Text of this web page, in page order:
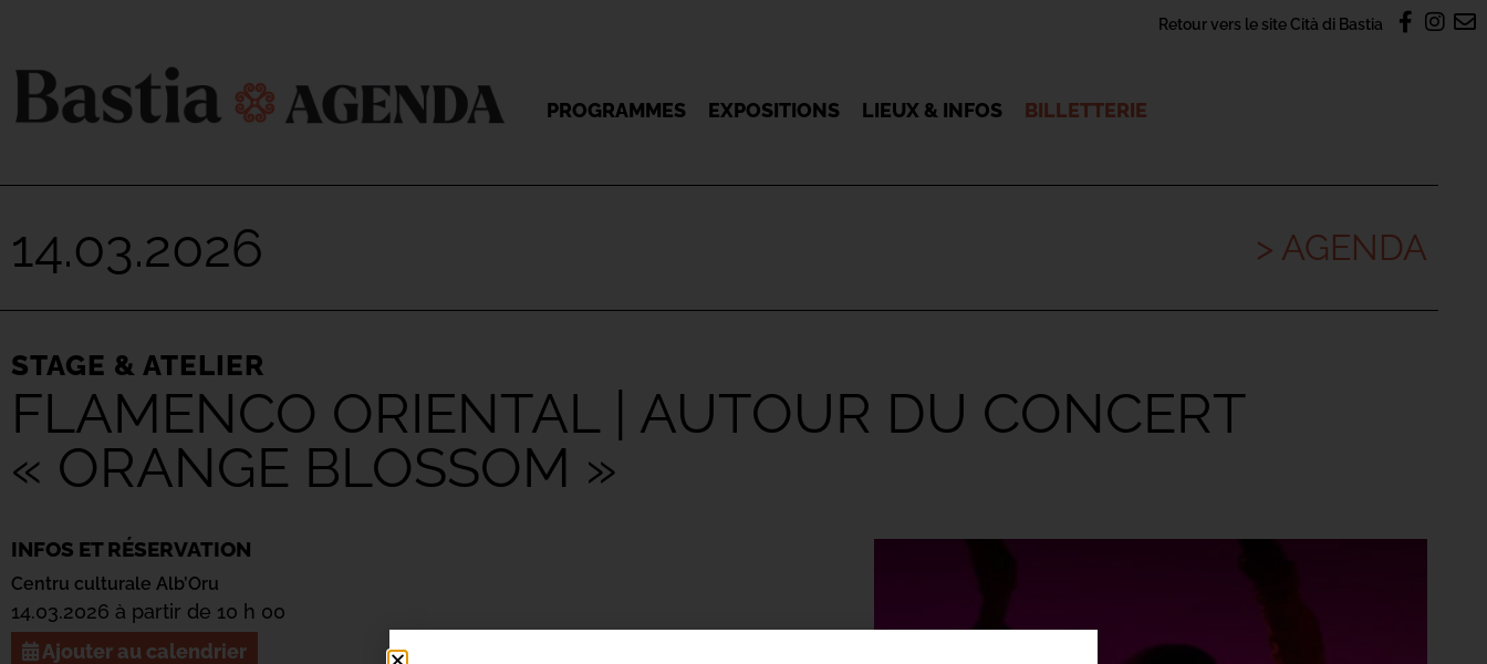
Retour vers le site Cità di Bastia
PROGRAMMES EXPOSITIONS LIEUX & INFOS BILLETTERIE
14.03.2026 > AGENDA
STAGE & ATELIER
FLAMENCO ORIENTAL | AUTOUR DU CONCERT
« ORANGE BLOSSOM »
INFOS ET RÉSERVATION
Centru culturale Alb’Oru
14.03.2026 à partir de 10 h 00
Ajouter au calendrier